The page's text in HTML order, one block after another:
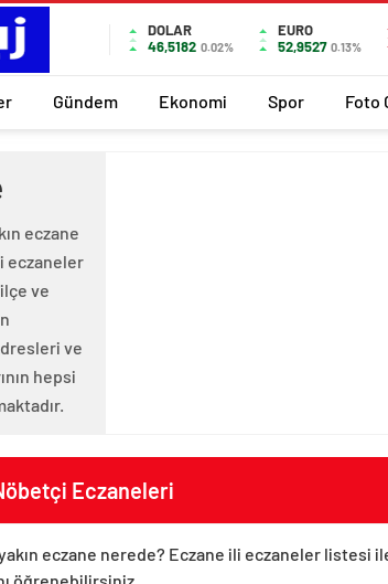
DOLAR
46,5182 0.02%
EURO
52,9527 0.13%
Gündem Ekonomi Spor Foto
eczane
eczaneler
ve
ve
hepsi
Eczaneleri
eczane nerede? Eczane ili eczaneler listesi